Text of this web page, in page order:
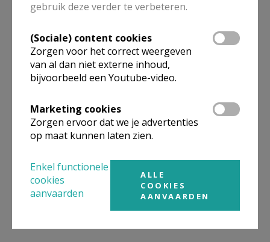
Omgeving
Niet gevonden wat je zocht? Hier vind je
links naar kerken, eventueel van andere
organisaties, in de buurt.
Kerken in of nabijWillebroek - Heindonk
gebruik deze verder te verbeteren.
(Sociale) content cookies
Zorgen voor het correct weergeven
van al dan niet externe inhoud,
bijvoorbeeld een Youtube-video.
Marketing cookies
Zorgen ervoor dat we je advertenties
op maat kunnen laten zien.
Enkel functionele
cookies
aanvaarden
ALLE
COOKIES
AANVAARDEN